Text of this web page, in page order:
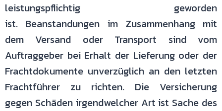
leistungspflichtig geworden
ist. Beanstandungen im Zusammenhang mit
dem Versand oder Transport sind vom
Auftraggeber bei Erhalt der Lieferung oder der
Frachtdokumente unverzüglich an den letzten
Frachtführer zu richten. Die Versicherung
gegen Schäden irgendwelcher Art ist Sache des